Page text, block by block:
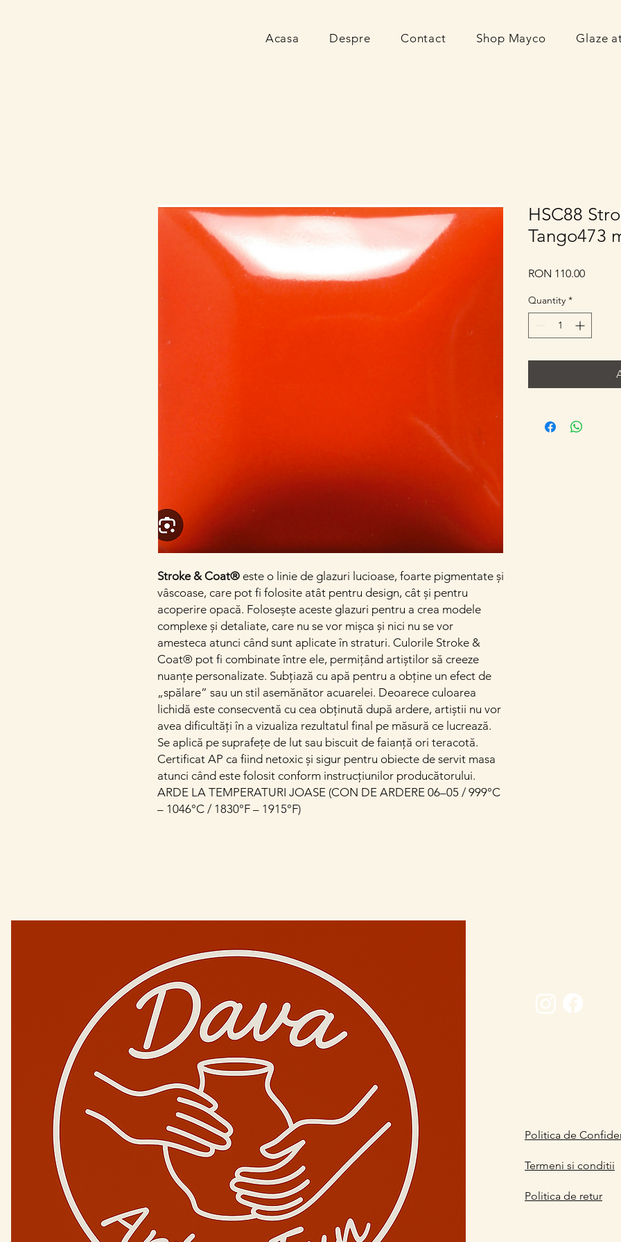
Acasa Despre Contact Shop Mayco Glaze
Stroke & Coat® este o linie de glazuri lucioase, foarte pigmentate și
vâscoase, care pot fi folosite atât pentru design, cât și pentru
acoperire opacă. Folosește aceste glazuri pentru a crea modele
complexe și detaliate, care nu se vor mișca și nici nu se vor
amesteca atunci când sunt aplicate în straturi. Culorile Stroke &
Coat® pot fi combinate între ele, permițând artiștilor să creeze
nuanțe personalizate. Subțiază cu apă pentru a obține un efect de
„spălare” sau un stil asemănător acuarelei. Deoarece culoarea
lichidă este consecventă cu cea obținută după ardere, artiștii nu vor
avea dificultăți în a vizualiza rezultatul final pe măsură ce lucrează.
Se aplică pe suprafețe de lut sau biscuit de faianță ori teracotă.
Certificat AP ca fiind netoxic și sigur pentru obiecte de servit masa
atunci când este folosit conform instrucțiunilor producătorului.
ARDE LA TEMPERATURI JOASE (CON DE ARDERE 06–05 / 999°C
– 1046°C / 1830°F – 1915°F)
HSC88
Tango473
RON 110.00Price
Quantity *
Politica de
Termeni si conditii
Politica de retur